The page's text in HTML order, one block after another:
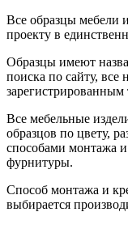
Все образцы мебели
проекту в
Образцы имеют
поиска по сайту, все
Все мебельные
образцов по цвету,
способами монтажа
фурнитуры.
Способ монтажа и
выбирается